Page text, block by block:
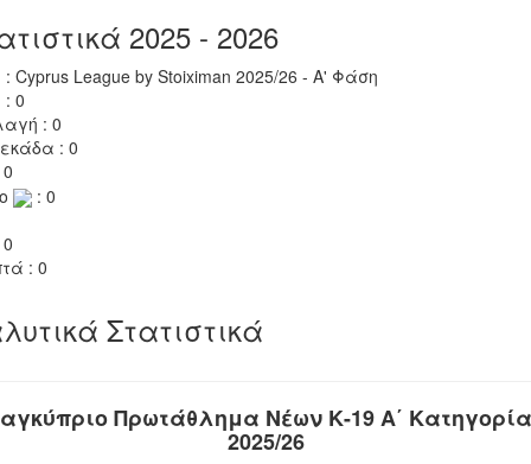
2025 - 2026
Cyprus League by Stoiximan 2025/26 - Α' Φάση
: 0
: 0
: 0
: 0
: 0
Στατιστικά
Πρωτάθλημα Νέων Κ-19 Α΄
2025/26